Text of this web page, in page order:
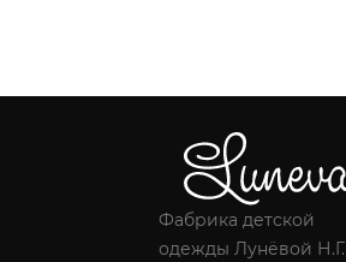
Фабрика детской
одежды Лунёвой Н.Г.